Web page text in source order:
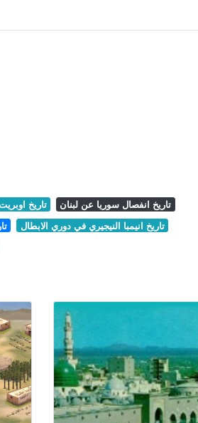
تاريخ
تاريخ انفصال سوريا عن لبنان
تاريخ انيمبا النيجيري في دوري الابطال